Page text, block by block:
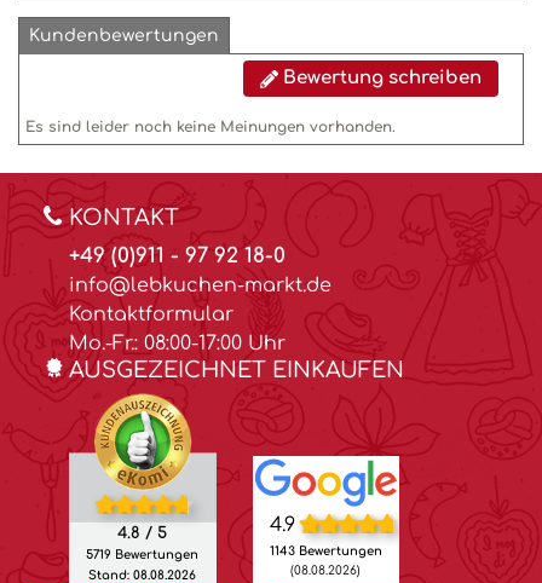
Kundenbewertungen
Bewertung schreiben
Es sind leider noch keine Meinungen vorhanden.
KONTAKT
+49 (0)911 - 97 92 18-0
info@lebkuchen-markt.de
Kontaktformular
Mo.-Fr.: 08:00-17:00 Uhr
AUSGEZEICHNET EINKAUFEN
4.8 / 5
5719 Bewertungen
Stand: 08.08.2026
4.9
1143 Bewertungen
(08.08.2026)